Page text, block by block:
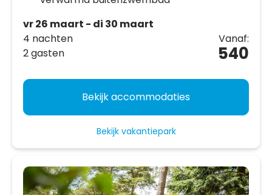
vr 26 maart - di 30 maart
4 nachten
2 gasten
Vanaf:
540
Bekijk accommodaties
Bekijk vakantiepark